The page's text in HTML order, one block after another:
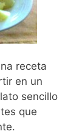
receta
en un
sencillo
que